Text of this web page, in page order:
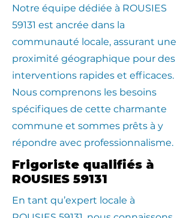
​Notre équipe dédiée à ROUSIES
59131 est ancrée dans la
communauté locale, assurant une
proximité géographique pour des
interventions rapides et efficaces.
Nous comprenons les besoins
spécifiques de cette charmante
commune et sommes prêts à y
répondre avec professionnalisme.
Frigoriste qualifiés à
ROUSIES 59131
En tant qu’expert locale à